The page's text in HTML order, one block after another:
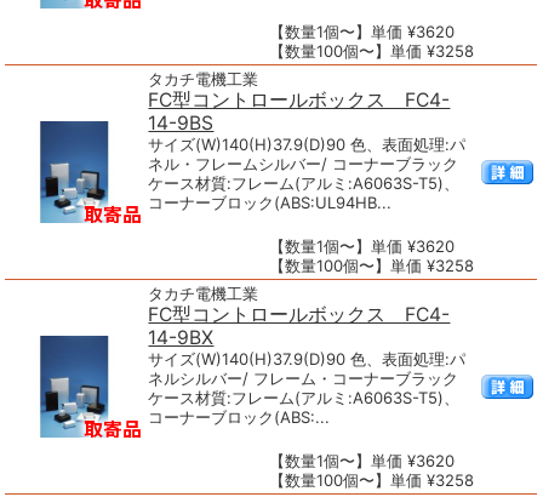
【数量1個〜】単価 ¥3620
【数量100個〜】単価 ¥3258
タカチ電機工業
FC型コントロールボックス FC4-
14-9BS
サイズ(W)140(H)37.9(D)90 色、表面処理:パ
ネル・フレームシルバー/ コーナーブラック
ケース材質:フレーム(アルミ:A6063S-T5)、
コーナーブロック(ABS:UL94HB...
【数量1個〜】単価 ¥3620
【数量100個〜】単価 ¥3258
タカチ電機工業
FC型コントロールボックス FC4-
14-9BX
サイズ(W)140(H)37.9(D)90 色、表面処理:パ
ネルシルバー/ フレーム・コーナーブラック
ケース材質:フレーム(アルミ:A6063S-T5)、
コーナーブロック(ABS:...
【数量1個〜】単価 ¥3620
【数量100個〜】単価 ¥3258